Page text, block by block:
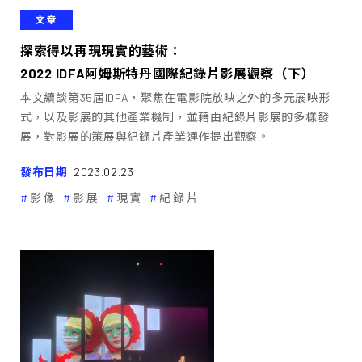
文章
探索得以再現現實的藝術：
2022 IDFA阿姆斯特丹國際紀錄片影展觀察（下）
本文續談第35屆IDFA，聚焦在電影院放映之外的多元展映形
式，以及影展的其他產業機制，並藉由紀錄片影展的多樣發
展，對影展的策展與紀錄片產業運作提出觀察。
發布日期 2023.02.23
影像
影展 現實 紀錄片